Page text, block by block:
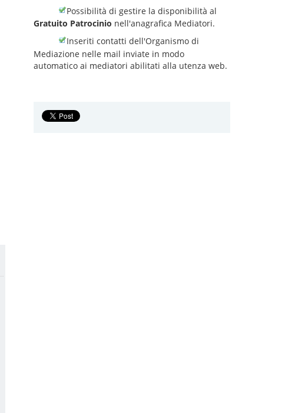
Possibilità di gestire la disponibilità al
Gratuito Patrocinio nell'anagrafica Mediatori.
Inseriti contatti dell'Organismo di
Mediazione nelle mail inviate in modo
automatico ai mediatori abilitati alla utenza web.